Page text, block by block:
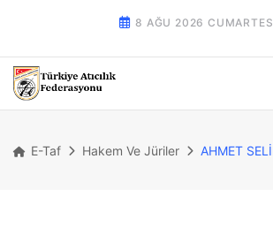
8 AĞU 2026
E-Taf Hakem Ve Jüriler AHMET